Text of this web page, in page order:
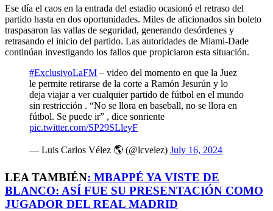
Ese día el caos en la entrada del estadio ocasionó el retraso del
partido hasta en dos oportunidades. Miles de aficionados sin boleto
traspasaron las vallas de seguridad, generando desórdenes y
retrasando el inicio del partido. Las autoridades de Miami-Dade
continúan investigando los fallos que propiciaron esta situación.
#ExclusivoLaFM – video del momento en que la Juez
le permite retirarse de la corte a Ramón Jesurún y lo
deja viajar a ver cualquier partido de fútbol en el mundo
sin restricción . “No se llora en baseball, no se llora en
fútbol. Se puede ir” , dice sonriente
pic.twitter.com/SP29SLleyF
— Luis Carlos Vélez 🌎 (@lcvelez) July 16, 2024
LEA TAMBIÉN: MBAPPÉ YA VISTE DE
BLANCO: ASÍ FUE SU PRESENTACIÓN COMO
JUGADOR DEL REAL MADRID